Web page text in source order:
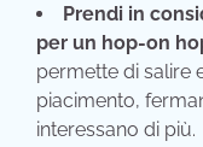
Prendi in
per un hop-on
permette di salire
piacimento,
interessano di più.